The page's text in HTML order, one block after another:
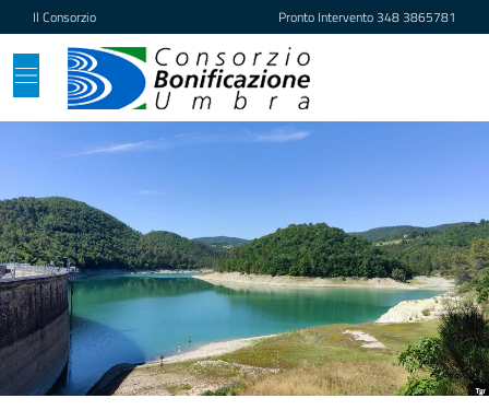
Vai ai contenuti
Vai al footer
Il Consorzio Pronto Intervento348 3865781